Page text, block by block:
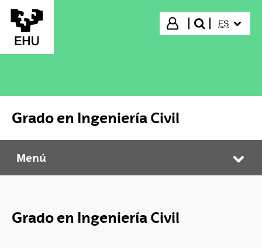
Saltar al contenido principal
Iniciar sesión
buscar"
ES
Grado en Ingeniería Civil
Grado en Ingeniería Civil
Menú
Grado en Ingeniería Civil